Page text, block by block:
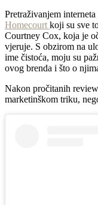
Pretraživanjem
Homecourt koji su sve
Courtney Cox, koja je
vjeruje. S obzirom na
ime čistoća, moju su
ovog brenda i što o
Nakon pročitanih
marketinškom triku,